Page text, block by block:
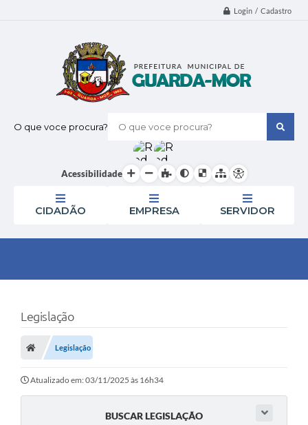
Login / Cadastro
O que voce procura?
Acessibilidade
CIDADÃO EMPRESA SERVIDOR
Legislação
Legislação
Atualizado em: 03/11/2025 às 16h34
BUSCAR LEGISLAÇÃO